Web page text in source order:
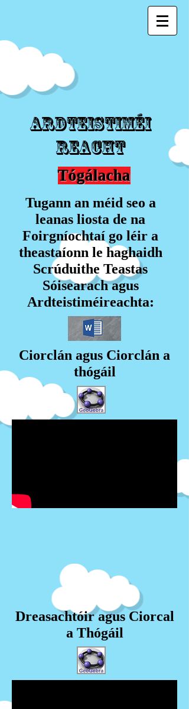
Ardteistiméi
reacht
Tógálacha
Tugann an méid seo a
leanas liosta de na
Foirgníochtaí go léir a
theastaíonn le haghaidh
Scrúduithe Teastas
Sóisearach agus
Ardteistiméireachta:
Ciorclán agus Ciorclán a
thógáil
Dreasachtóir agus Ciorcal
a Thógáil